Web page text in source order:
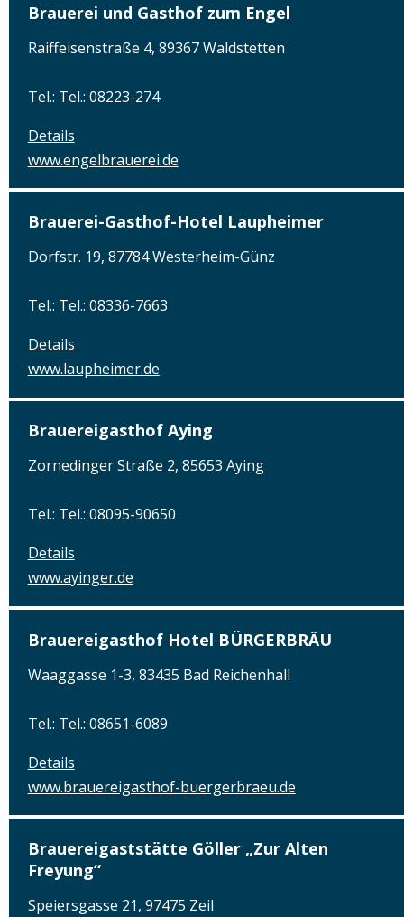
Brauerei und Gasthof zum Engel
Raiffeisenstraße 4, 89367 Waldstetten
Tel.: Tel.: 08223-274
Details
www.engelbrauerei.de
Brauerei-Gasthof-Hotel Laupheimer
Dorfstr. 19, 87784 Westerheim-Günz
Tel.: Tel.: 08336-7663
Details
www.laupheimer.de
Brauereigasthof Aying
Zornedinger Straße 2, 85653 Aying
Tel.: Tel.: 08095-90650
Details
www.ayinger.de
Brauereigasthof Hotel BÜRGERBRÄU
Waaggasse 1-3, 83435 Bad Reichenhall
Tel.: Tel.: 08651-6089
Details
www.brauereigasthof-buergerbraeu.de
Brauereigaststätte Göller „Zur Alten
Freyung“
Speiersgasse 21, 97475 Zeil